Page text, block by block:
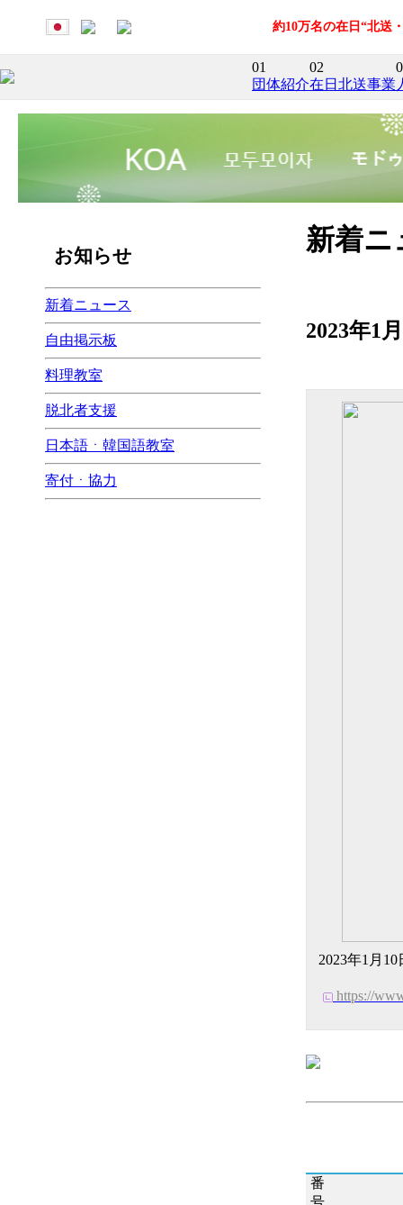
約10万名の在日“北送
01
団体紹介
02
在日北送事業
お知らせ
新着ニュース
自由掲示板
料理教室
脱北者支援
日本語ㆍ韓国語教室
寄付ㆍ協力
新着ニ
2023年1
2023年1月
https://
番